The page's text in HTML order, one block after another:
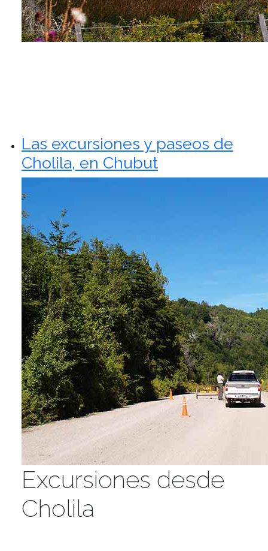
Las excursiones y paseos de
Cholila, en Chubut
Excursiones desde
Cholila